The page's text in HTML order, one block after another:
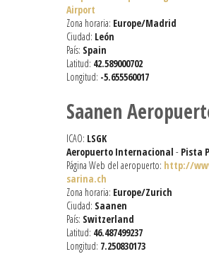
Airport
Zona horaria: Europe/Madrid
Ciudad: León
País: Spain
Latitud: 42.589000702
Longitud: -5.655560017
Saanen
ICAO: LSGK
Aeropuerto Internacional - Pista
Página Web del aeropuerto: http://
sarina.ch
Zona horaria: Europe/Zurich
Ciudad: Saanen
País: Switzerland
Latitud: 46.487499237
Longitud: 7.250830173